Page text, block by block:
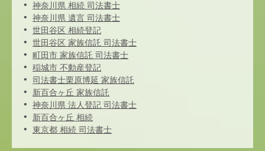
神奈川県 相続 司法書士
神奈川県 遺言 司法書士
世田谷区 相続登記
世田谷区 家族信託 司法書士
町田市 家族信託 司法書士
稲城市 不動産登記
司法書士栗原博延 家族信託
新百合ヶ丘 家族信託
神奈川県 法人登記 司法書士
新百合ヶ丘 相続
東京都 相続 司法書士